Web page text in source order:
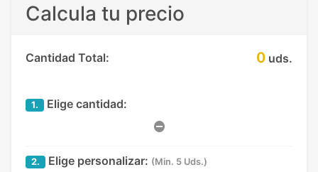
Calcula tu precio
Cantidad Total: 0 uds.
1. Elige cantidad:
2. Elige personalizar: (Min. 5 Uds.)